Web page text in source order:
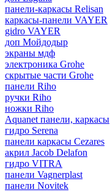
панели-каркасы Relisan
каркасы-панели VAYER
gidro VAYER
доп Мойдодыр
экраны мдф
электроника Grohe
скрытые части Grohe
панели Riho
ручки Riho
ножки Riho
Aquanet панели, каркасы
гидро Serena
панели каркасы Cezares
акрил Jacob Delafon
гидро VITRA
панели Vagnerplast
панели Novitek